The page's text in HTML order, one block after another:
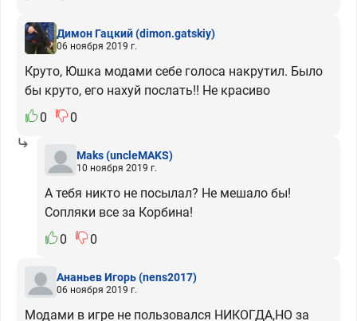
Димон Гацкий(dimon.gatskiy)
06 ноября 2019 г.
Круто, Юшка модами себе голоса накрутил. Было
бы круто, его нахуй послать!! Не красиво
0
0
Maks(uncleMAKS)
10 ноября 2019 г.
А тебя никто не посылал? Не мешало бы!
Сопляки все за Корбина!
0
0
Ананьев Игорь(nens2017)
06 ноября 2019 г.
Модами в игре не пользовался НИКОГДА,НО за